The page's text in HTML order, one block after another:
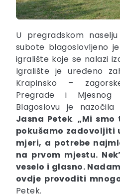
U pregradskom
subote blagoslovljeno
igralište koje se nalazi
Igralište je uređeno
Krapinsko –
Pregrade i Mjesnog
Blagoslovu je
Jasna Petek.„Mi
pokušamo zadovoljiti
mjeri, a potrebe
na prvom mjestu.
veselo i glasno.
ovdje provoditi
Petek.